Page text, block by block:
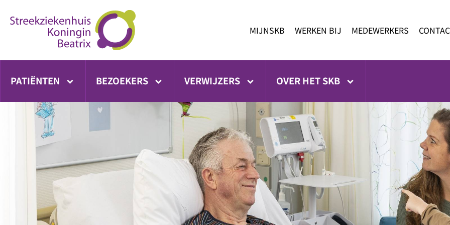
direct
MIJNSKB WERKEN BIJ MEDEWERKERS
PATIËNTEN BEZOEKERS VERWIJZERS OVER HET SKB